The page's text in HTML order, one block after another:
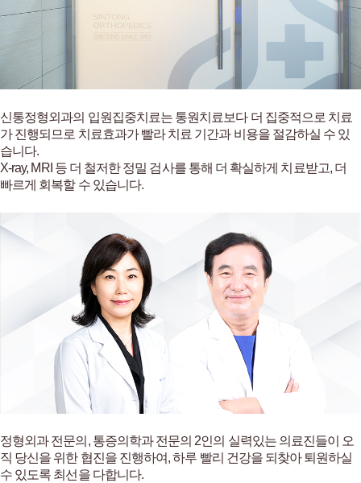
신통정형외과의 입원집중치료는 통원치료보다 더 집중적으로 치료
가 진행되므로 치료효과가 빨라 치료 기간과 비용을 절감하실 수 있
습니다.
X-ray, MRI 등 더 철저한 정밀 검사를 통해 더 확실하게 치료받고, 더
빠르게 회복할 수 있습니다.
정형외과 전문의, 통증의학과 전문의 2인의 실력있는 의료진들이 오
직 당신을 위한 협진을 진행하여,하루 빨리 건강을 되찾아 퇴원하실
수 있도록 최선을 다합니다.